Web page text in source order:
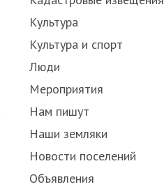
Культура
Культура и спорт
Люди
Мероприятия
Нам пишут
Наши земляки
Новости поселений
Объявления